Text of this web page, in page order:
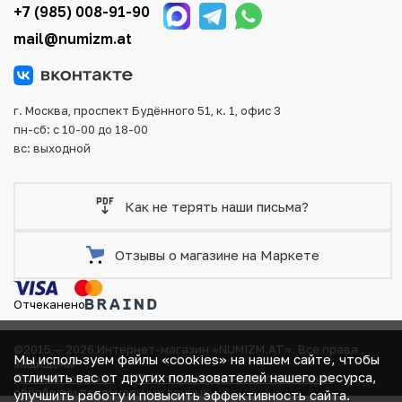
В КОРЗИНЕ
повреждения во время доставки.
+7 (985) 008-91-90
mail@numizm.at
г. Москва, проспект Будённого 51, к. 1, офис 3
пн-сб: с 10-00 до 18-00
вс: выходной
©2015 — 2026 Интернет-магазин «NUMIZM.AT». Все права
защищены
Договор-оферта
Политика компании в отношении
обработки персональных данных
Как не терять наши письма?
Отзывы о магазине на Маркете
Отчеканено
Мы используем файлы «cookies» на нашем сайте, чтобы
отличить вас от других пользователей нашего ресурса,
улучшить работу и повысить эффективность сайта.